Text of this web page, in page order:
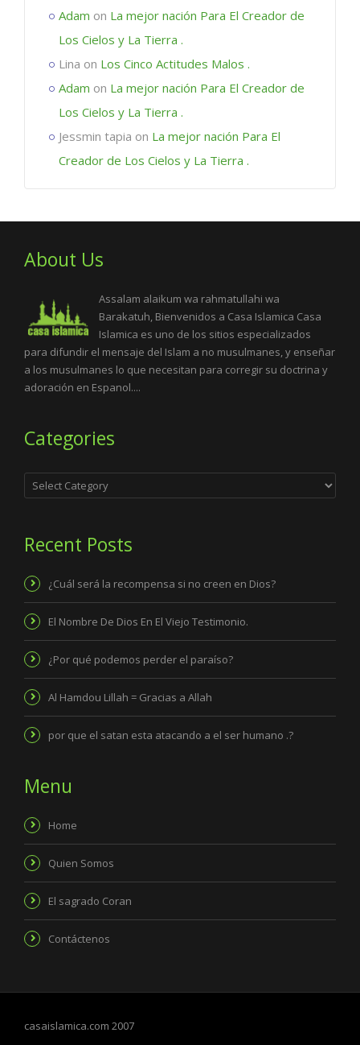
Adam on La mejor nación Para El Creador de
Los Cielos y La Tierra .
Lina on Los Cinco Actitudes Malos .
Adam on La mejor nación Para El Creador de
Los Cielos y La Tierra .
Jessmin tapia on La mejor nación Para El
Creador de Los Cielos y La Tierra .
About Us
Assalam alaikum wa rahmatullahi wa
Barakatuh, Bienvenidos a Casa Islamica Casa
Islamica es uno de los sitios especializados
para difundir el mensaje del Islam a no musulmanes, y enseñar
a los musulmanes lo que necesitan para corregir su doctrina y
adoración en Espanol....
Categories
Categories
Recent Posts
¿Cuál será la recompensa si no creen en Dios?
El Nombre De Dios En El Viejo Testimonio.
¿Por qué podemos perder el paraíso?
Al Hamdou Lillah = Gracias a Allah
por que el satan esta atacando a el ser humano .?
Menu
Home
Quien Somos
El sagrado Coran
Contáctenos
casaislamica.com 2007